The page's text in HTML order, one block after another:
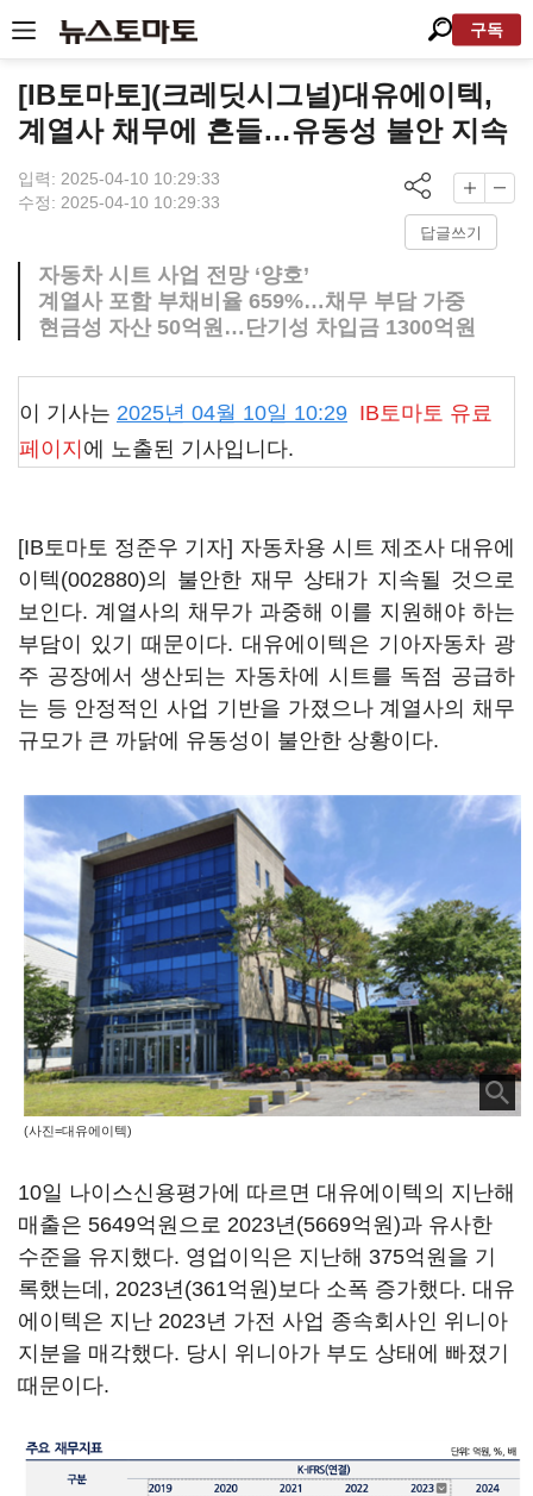
구독
[IB토마토](크레딧시그널)대유에이텍,
계열사 채무에 흔들…유동성 불안 지속
입력: 2025-04-10 10:29:33
수정: 2025-04-10 10:29:33
답글쓰기
자동차 시트 사업 전망 ‘양호’
계열사 포함 부채비율 659%…채무 부담 가중
현금성 자산 50억원…단기성 차입금 1300억원
이 기사는 2025년 04월 10일 10:29 IB토마토 유료
페이지 에 노출된 기사입니다.
[IB토마토 정준우 기자] 자동차용 시트 제조사 대유에
이텍(002880)의 불안한 재무 상태가 지속될 것으로
보인다. 계열사의 채무가 과중해 이를 지원해야 하는
부담이 있기 때문이다. 대유에이텍은 기아자동차 광
주 공장에서 생산되는 자동차에 시트를 독점 공급하
는 등 안정적인 사업 기반을 가졌으나 계열사의 채무
규모가 큰 까닭에 유동성이 불안한 상황이다.
(사진=대유에이텍)
10일 나이스신용평가에 따르면 대유에이텍의 지난해
매출은 5649억원으로 2023년(5669억원)과 유사한
수준을 유지했다. 영업이익은 지난해 375억원을 기
록했는데, 2023년(361억원)보다 소폭 증가했다. 대유
에이텍은 지난 2023년 가전 사업 종속회사인 위니아
지분을 매각했다. 당시 위니아가 부도 상태에 빠졌기
때문이다.